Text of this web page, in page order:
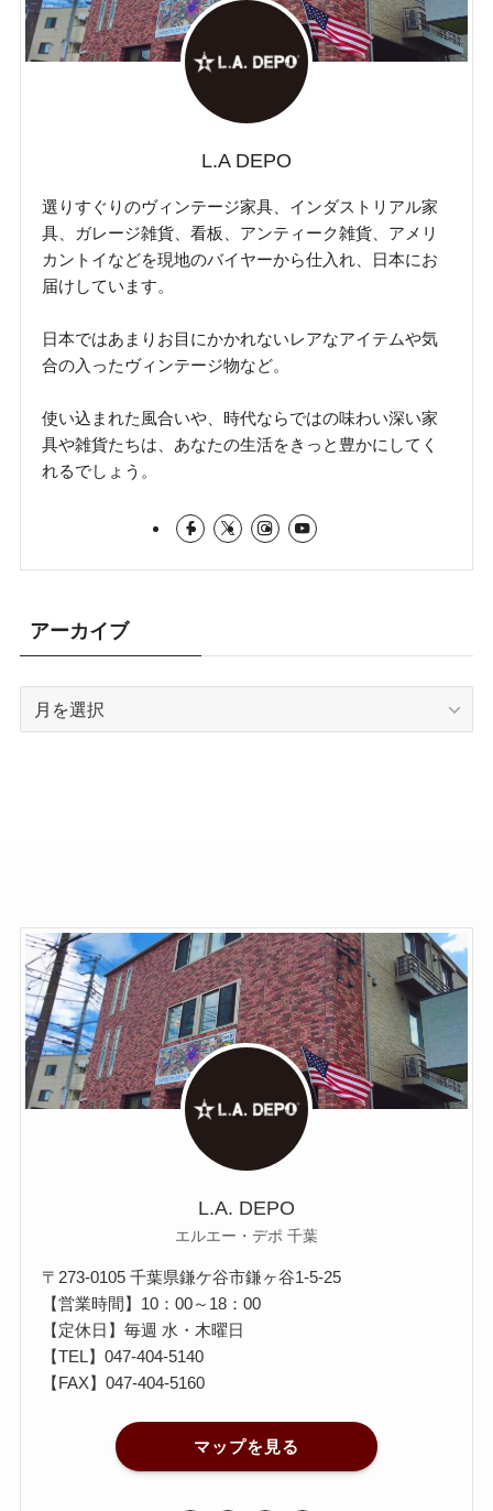
L.A DEPO
選りすぐりのヴィンテージ家具、インダストリアル家
具、ガレージ雑貨、看板、アンティーク雑貨、アメリ
カントイなどを現地のバイヤーから仕入れ、日本にお
届けしています。
日本ではあまりお目にかかれないレアなアイテムや気
合の入ったヴィンテージ物など。
使い込まれた風合いや、時代ならではの味わい深い家
具や雑貨たちは、あなたの生活をきっと豊かにしてく
れるでしょう。
アーカイブ
L.A. DEPO
エルエー・デポ 千葉
〒273-0105 千葉県鎌ケ谷市鎌ヶ谷1-5-25
【営業時間】10：00～18：00
【定休日】毎週 水・木曜日
【TEL】047-404-5140
【FAX】047-404-5160
マップを見る